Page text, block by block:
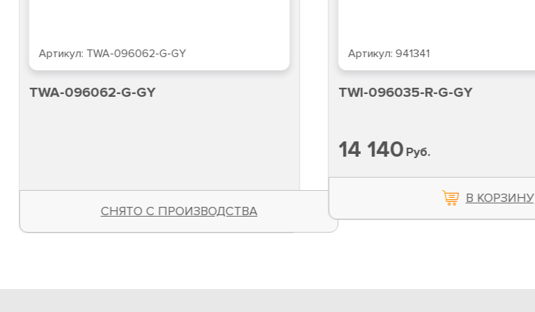
Артикул: 941341
TWI-096035-R-G-GY
Артикул: 936999
TWI-156060-R-G-GY
20 420Руб.
В КОРЗИНУ